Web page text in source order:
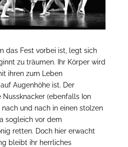
das Fest vorbei ist, legt sich
zu träumen. Ihr Körper wird
ihren zum Leben
Augenhöhe ist. Der
(ebenfalls Ion
und nach in einen stolzen
sogleich vor dem
retten. Doch hier erwacht
bleibt ihr herrliches